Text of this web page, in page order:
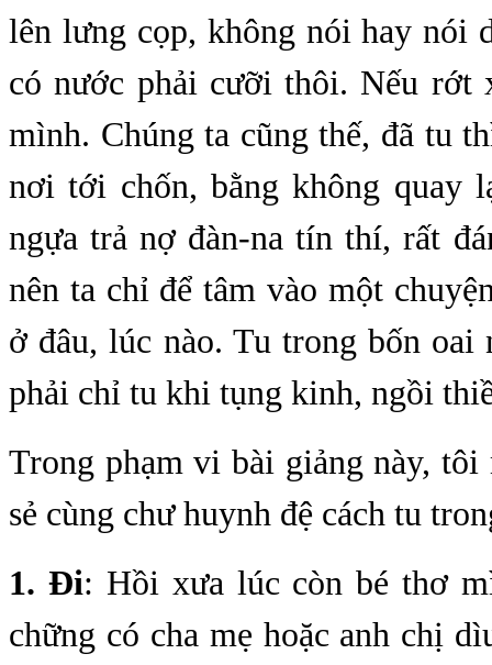
lên lưng cọp, không nói hay nói
có nước phải cưỡi thôi. Nếu rớt
mình. Chúng ta cũng thế, đã tu
nơi tới chốn, bằng không quay
ngựa trả nợ đàn-na tín thí, rất
nên ta chỉ để tâm vào một
ở đâu, lúc nào. Tu trong bốn oai
phải chỉ tu khi tụng kinh, ngồi
Trong phạm vi bài giảng này, tôi
sẻ cùng chư huynh đệ cách tu
1. Đi: Hồi xưa lúc còn bé thơ
chững có cha mẹ hoặc anh chị